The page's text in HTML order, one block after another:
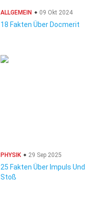
ALLGEMEIN 09 Okt 2024
18 Fakten Über Docmerit
PHYSIK 29 Sep 2025
25 Fakten Über Impuls Und
Stoß